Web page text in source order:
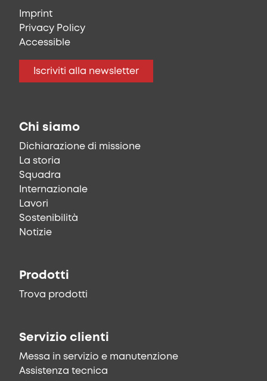
Imprint
Privacy Policy
Accessible
Iscriviti alla newsletter
Chi siamo
Dichiarazione di missione
La storia
Squadra
Internazionale
Lavori
Sostenibilità
Notizie
Prodotti
Trova prodotti
Servizio clienti
Messa in servizio e manutenzione
Assistenza tecnica